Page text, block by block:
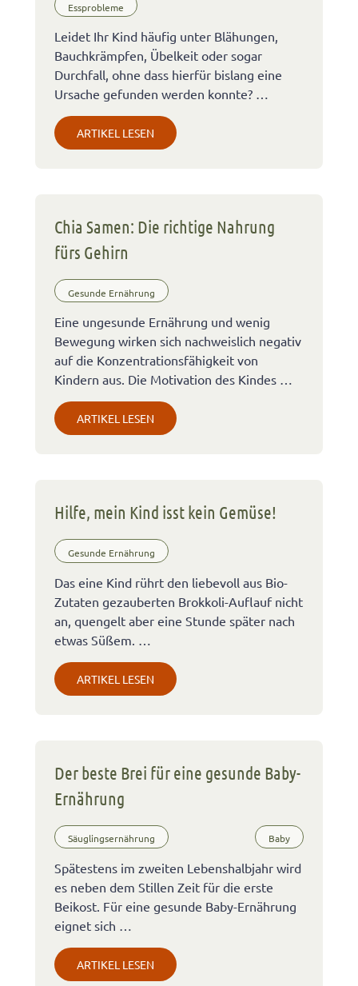
Essprobleme
Leidet Ihr Kind häufig unter Blähungen,
Bauchkrämpfen, Übelkeit oder sogar
Durchfall, ohne dass hierfür bislang eine
Ursache gefunden werden konnte? …
ARTIKEL LESEN
Chia Samen: Die richtige Nahrung
fürs Gehirn
Gesunde Ernährung
Eine ungesunde Ernährung und wenig
Bewegung wirken sich nachweislich negativ
auf die Konzentrationsfähigkeit von
Kindern aus. Die Motivation des Kindes …
ARTIKEL LESEN
Hilfe, mein Kind isst kein Gemüse!
Gesunde Ernährung
Das eine Kind rührt den liebevoll aus Bio-
Zutaten gezauberten Brokkoli-Auflauf nicht
an, quengelt aber eine Stunde später nach
etwas Süßem. …
ARTIKEL LESEN
Der beste Brei für eine gesunde Baby-
Ernährung
Säuglingsernährung Baby
Spätestens im zweiten Lebenshalbjahr wird
es neben dem Stillen Zeit für die erste
Beikost. Für eine gesunde Baby-Ernährung
eignet sich …
ARTIKEL LESEN